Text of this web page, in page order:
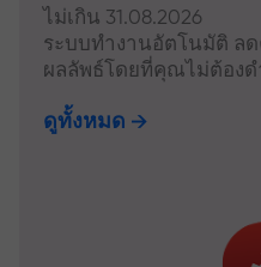
ไม่เกิน 31.08.2026
ระบบทำงานอัตโนมัติ ล
ผลลัพธ์โดยที่คุณไม่ต้องด
ดูทั้งหมด